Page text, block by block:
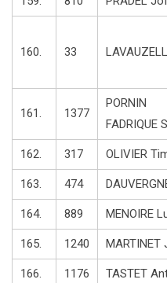
160. 33
161. 1377
PORNIN
FADRIQUE
162. 317 OLIVIER
163. 474
164. 889 MENOIRE
165. 1240 MARTINET
166. 1176 TASTET